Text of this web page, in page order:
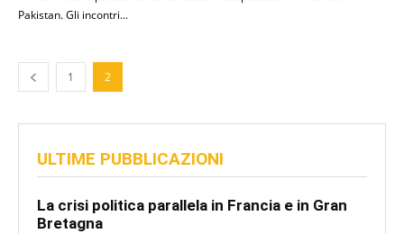
Pakistan. Gli incontri...
1 2
ULTIME PUBBLICAZIONI
La crisi politica parallela in Francia e in Gran
Bretagna